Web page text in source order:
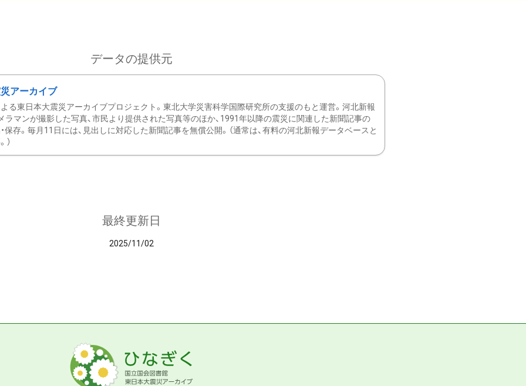
データの提供元
アーカイブ
る東日本大震災アーカイブプロジェクト。東北大学災害科学国際研究所の支援のもと運営。河北新報
ラマンが撮影した写真、市民より提供された写真等のほか、1991年以降の震災に関連した新聞記事の
保存。毎月11日には、見出しに対応した新聞記事を無償公開。（通常は、有料の河北新報データベースと
）
最終更新日
2025/11/02